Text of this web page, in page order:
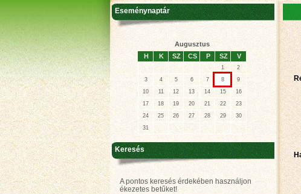
Eseménynaptár
Augusztus
H
K SZ CS P SZ V
1
2
3
4 5 6 7 8
9
10
11 12 13 14 15
16
17
18 19 20 21 22
23
24
25 26 27 28 29
30
31
Keresés
A pontos keresés érdekében használjon
ékezetes betűket!